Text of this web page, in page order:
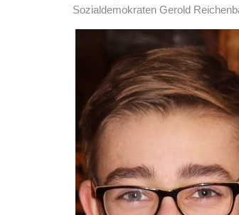
Sozialdemokraten Gerold